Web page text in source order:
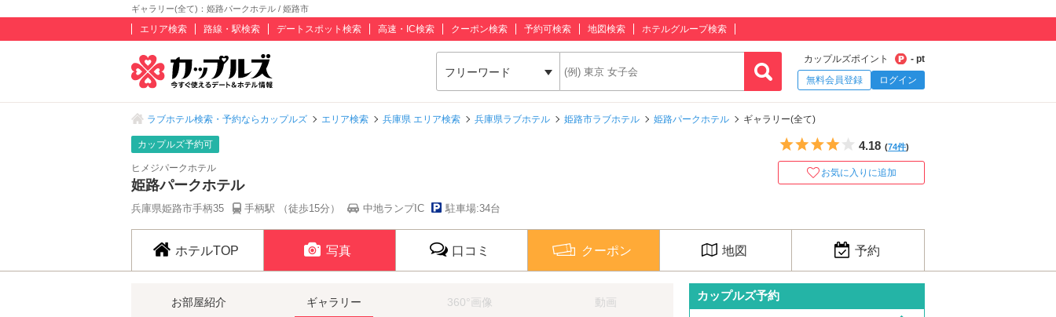
ギャラリー(全て)：姫路パークホテル / 姫路市
エリア検索 路線・駅検索 デートスポット検索 高速・IC検索 クーポン検索 予約可検索 地図検索 ホテルグループ検索
フリーワード
カップルズポイント
- pt
無料会員登録
ログイン
ラブホテル検索・予約ならカップルズ エリア検索 兵庫県 エリア検索 兵庫県ラブホテル 姫路市ラブホテル 姫路パークホテル ギャラリー(全て)
カップルズ予約可
ヒメジパークホテル
姫路パークホテル
兵庫県姫路市手柄35 手柄駅 （徒歩15分） 中地ランプIC 駐車場:34台
5つ星のうち4
4.18 (74件)
お気に入りに追加
ホテルTOP 写真 口コミ クーポン 地図 予約
お部屋紹介 ギャラリー 360°画像 動画 カップルズ予約